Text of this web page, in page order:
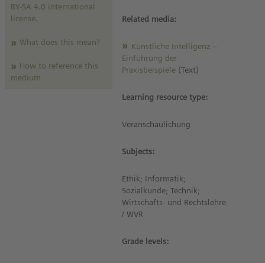
BY-SA 4.0 international
license.
What does this mean?
How to reference this
medium
Related media:
Künstliche Intelligenz –
Einführung der
Praxisbeispiele (Text)
Learning resource type:
Veranschaulichung
Subjects:
Ethik; Informatik;
Sozialkunde; Technik;
Wirtschafts- und Rechtslehre
/ WVR
Grade levels: